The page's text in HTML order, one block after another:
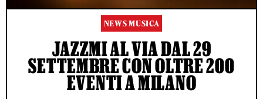
NEWS MUSICA
JAZZMI AL VIA DAL 29
SETTEMBRE CON OLTRE 200
EVENTI A MILANO